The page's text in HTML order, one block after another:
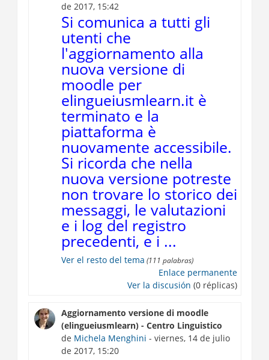
de 2017, 15:42
Si comunica a tutti gli
utenti che
l'aggiornamento alla
nuova versione di
moodle per
elingueiusmlearn.it è
terminato e la
piattaforma è
nuovamente accessibile.
Si ricorda che nella
nuova versione potreste
non trovare lo storico dei
messaggi, le valutazioni
e i log del registro
precedenti, e i ...
Ver el resto del tema (111 palabras)
Enlace permanente
Ver la discusión (0 réplicas)
Aggiornamento versione di moodle
(elingueiusmlearn) - Centro Linguistico
de Michela Menghini - viernes, 14 de julio
de 2017, 15:20